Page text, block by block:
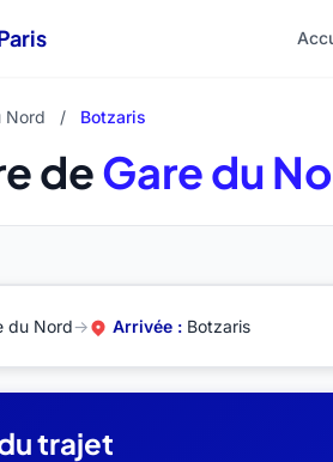
Nord / Botzaris
deGare du
du Nord→ Arrivée : Botzaris
trajet